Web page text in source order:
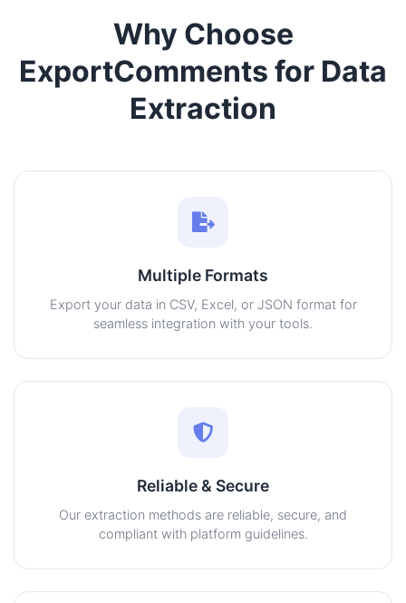
Why Choose
ExportComments for Data
Extraction
Multiple Formats
Export your data in CSV, Excel, or JSON format for
seamless integration with your tools.
Reliable & Secure
Our extraction methods are reliable, secure, and
compliant with platform guidelines.